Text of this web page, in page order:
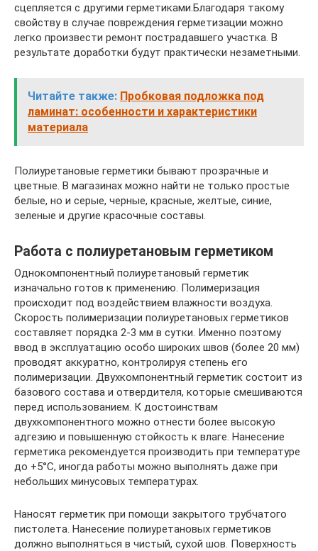
сцепляется с другими герметиками.Благодаря такому
свойству в случае повреждения герметизации можно
легко произвести ремонт пострадавшего участка. В
результате доработки будут практически незаметными.
Читайте также: Пробковая подложка под
ламинат: особенности и характеристики
материала
Полиуретановые герметики бывают прозрачные и
цветные. В магазинах можно найти не только простые
белые, но и серые, черные, красные, желтые, синие,
зеленые и другие красочные составы.
Работа с полиуретановым герметиком
Однокомпонентный полиуретановый герметик
изначально готов к применению. Полимеризация
происходит под воздействием влажности воздуха.
Скорость полимеризации полиуретановых герметиков
составляет порядка 2-3 мм в сутки. Именно поэтому
ввод в эксплуатацию особо широких швов (более 20 мм)
проводят аккуратно, контролируя степень его
полимеризации. Двухкомпонентный герметик состоит из
базового состава и отвердителя, которые смешиваются
перед использованием. К достоинствам
двухкомпонентного можно отнести более высокую
адгезию и повышенную стойкость к влаге. Нанесение
герметика рекомендуется производить при температуре
до +5°С, иногда работы можно выполнять даже при
небольших минусовых температурах.
Наносят герметик при помощи закрытого трубчатого
пистолета. Нанесение полиуретановых герметиков
должно выполняться в чистый, сухой шов. Поверхность